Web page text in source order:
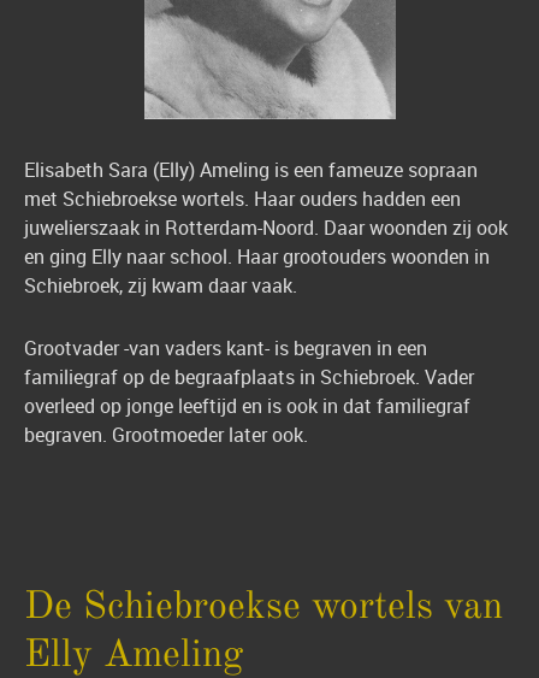
Elisabeth Sara (Elly) Ameling is een fameuze sopraan
met Schiebroekse wortels. Haar ouders hadden een
juwelierszaak in Rotterdam-Noord. Daar woonden zij ook
en ging Elly naar school. Haar grootouders woonden in
Schiebroek, zij kwam daar vaak.
Grootvader -van vaders kant- is begraven in een
familiegraf op de begraafplaats in Schiebroek. Vader
overleed op jonge leeftijd en is ook in dat familiegraf
begraven. Grootmoeder later ook.
De Schiebroekse wortels van
Elly Ameling